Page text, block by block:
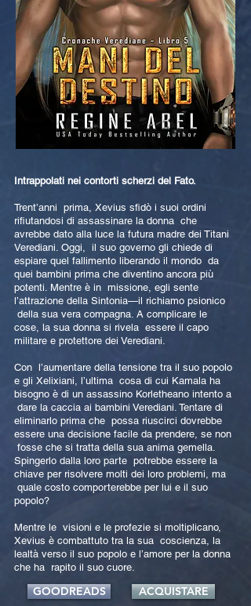
Intrappolati nei contorti scherzi del Fato.
Trent’anni prima, Xevius sfidò i suoi ordini
rifiutandosi di assassinare la donna che
avrebbe dato alla luce la futura madre dei Titani
Verediani. Oggi, il suo governo gli chiede di
espiare quel fallimento liberando il mondo da
quei bambini prima che diventino ancora più
potenti. Mentre è in missione, egli sente
l’attrazione della Sintonia—il richiamo psionico
della sua vera compagna. A complicare le
cose, la sua donna si rivela essere il capo
militare e protettore dei Verediani.
Con l’aumentare della tensione tra il suo popolo
e gli Xelixiani, l’ultima cosa di cui Kamala ha
bisogno è di un assassino Korletheano intento a
dare la caccia ai bambini Verediani. Tentare di
eliminarlo prima che possa riuscirci dovrebbe
essere una decisione facile da prendere, se non
fosse che si tratta della sua anima gemella.
Spingerlo dalla loro parte potrebbe essere la
chiave per risolvere molti dei loro problemi, ma
quale costo comporterebbe per lui e il suo
popolo?
Mentre le visioni e le profezie si moltiplicano,
Xevius è combattuto tra la sua coscienza, la
lealtà verso il suo popolo e l’amore per la donna
che ha rapito il suo cuore.
GOODREADS ACQUISTARE